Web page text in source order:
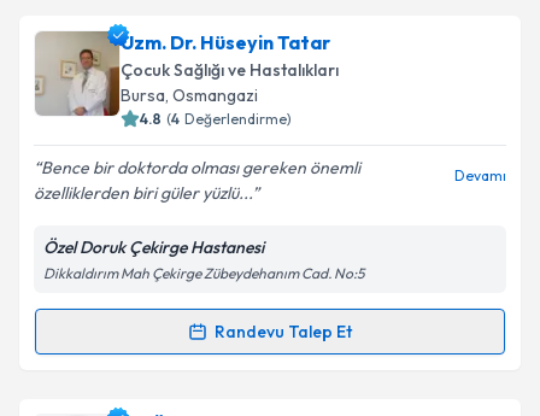
Uzm. Dr. Hüseyin Tatar
Çocuk Sağlığı ve Hastalıkları
Bursa, Osmangazi
4.8 (4 Değerlendirme)
Bence bir doktorda olması gereken önemli
özelliklerden biri güler yüzlü...
Devamı
Özel Doruk Çekirge Hastanesi
Dikkaldırım Mah Çekirge Zübeydehanım Cad. No:5
Randevu Talep Et
Randevu Takvimi Talebi